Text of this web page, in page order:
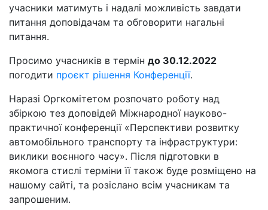
учасники матимуть і надалі можливість завдати
питання доповідачам та обговорити нагальні
питання.
Просимо учасників в термін до 30.12.2022
погодити проєкт рішення Конференції.
Наразі Оргкомітетом розпочато роботу над
збіркою тез доповідей Міжнародної науково-
практичної конференції «Перспективи розвитку
автомобільного транспорту та інфраструктури:
виклики воєнного часу». Після підготовки в
якомога стислі терміни її також буде розміщено на
нашому сайті, та розіслано всім учасникам та
запрошеним.